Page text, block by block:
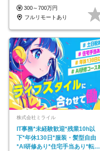
★年休最大130日★
300～700万円
フルリモートあり
株式会社ミライル
IT事務*未経験歓迎*残業10h以
下*年休130日*服装・髪型自由
*AI研修あり*住宅手当あり*転勤